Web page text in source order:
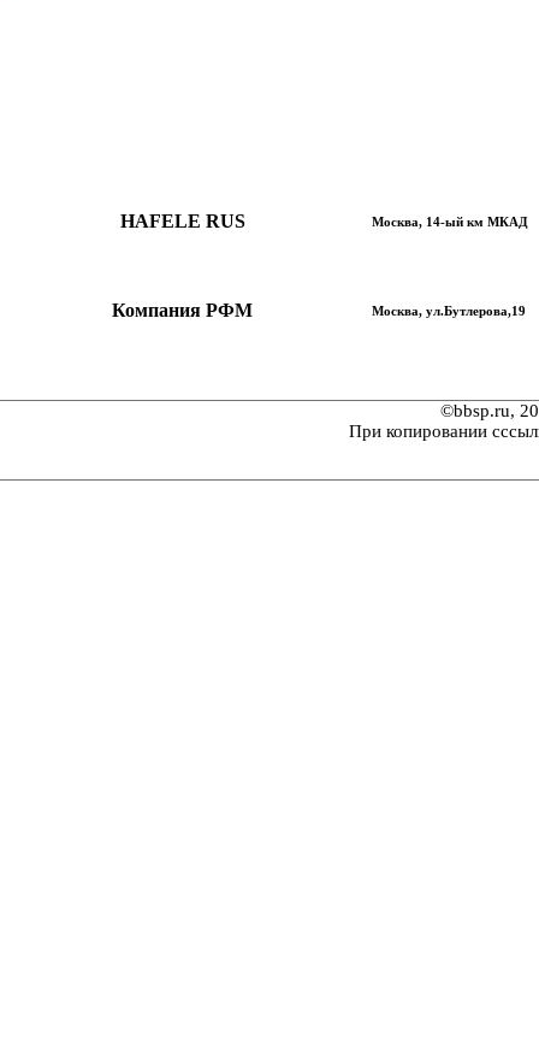
HAFELE RUS Москва, 14-ый км МКАД
Компания РФМ Москва, ул.Бутлерова,19
©bbsp.ru,
При копировании